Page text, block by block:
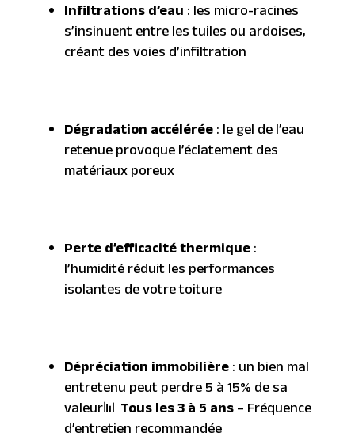
Infiltrations d’eau: les micro-racines
s’insinuent entre les tuiles ou ardoises,
créant des voies d’infiltration
Dégradation accélérée: le gel de l’eau
retenue provoque l’éclatement des
matériaux poreux
Perte d’efficacité thermique:
l’humidité réduit les performances
isolantes de votre toiture
Dépréciation immobilière: un bien mal
entretenu peut perdre 5 à 15% de sa
valeur📊 Tous les 3 à 5 ans– Fréquence
d’entretien recommandée